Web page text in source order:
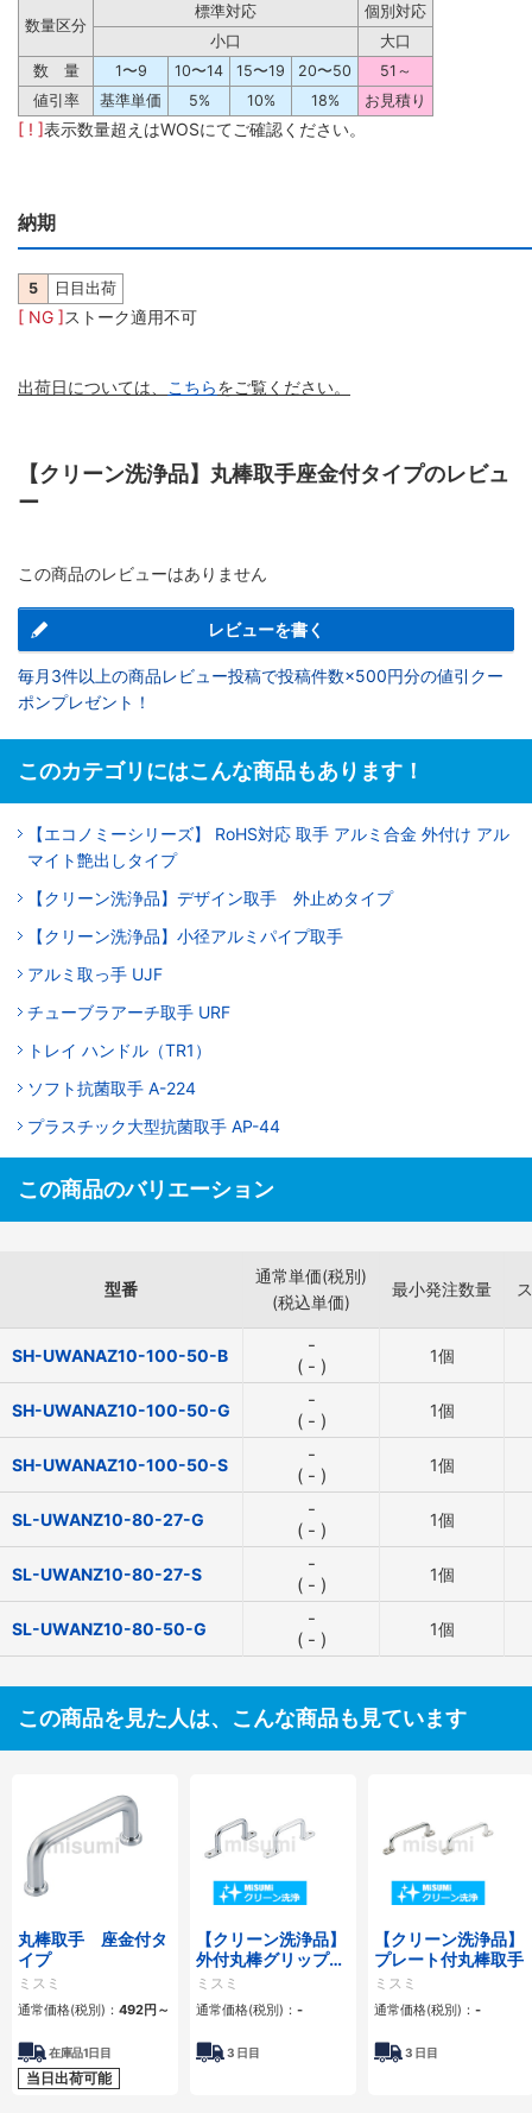
数量区分
標準対応
個別対応
小口
大口
数 量
1〜9 10〜14 15〜19 20〜50
51～
値引率
基準単価 5% 10% 18% お見積り
[ ! ]表示数量超えはWOSにてご確認ください。
納期
5 日目出荷
[ NG ]ストーク適用不可
出荷日については、 こちらをご覧ください。
【クリーン洗浄品】丸棒取手座金付タイプのレビュ
ー
この商品のレビューはありません
レビューを書く
毎月3件以上の商品レビュー投稿で投稿件数×500円分の値引クー
ポンプレゼント！
このカテゴリにはこんな商品もあります！
【エコノミーシリーズ】 RoHS対応 取手 アルミ合金 外付け アル
マイト艶出しタイプ
【クリーン洗浄品】デザイン取手 外止めタイプ
【クリーン洗浄品】小径アルミパイプ取手
アルミ取っ手 UJF
チューブラアーチ取手 URF
トレイ ハンドル（TR1）
ソフト抗菌取手 A-224
プラスチック大型抗菌取手 AP-44
この商品のバリエーション
型番
通常単価(税別)
(税込単価)
最小発注数量
SH-UWANAZ10-100-50-B
-
( - ) 1個
SH-UWANAZ10-100-50-G
-
( - ) 1個
SH-UWANAZ10-100-50-S
-
( - ) 1個
SL-UWANZ10-80-27-G
-
( - ) 1個
SL-UWANZ10-80-27-S
-
( - ) 1個
SL-UWANZ10-80-50-G
-
( - ) 1個
この商品を見た人は、こんな商品も見ています
丸棒取手 座金付タ
イプ
ミスミ
通常価格(税別)： 492円～
在庫品1日目
当日出荷可能
【クリーン洗浄品】
外付丸棒グリップタ
イプ取手
ミスミ
通常価格(税別)： -
3 日目
【クリーン洗浄品】
プレート付丸棒取手
ミスミ
通常価格(税別)： -
3 日目